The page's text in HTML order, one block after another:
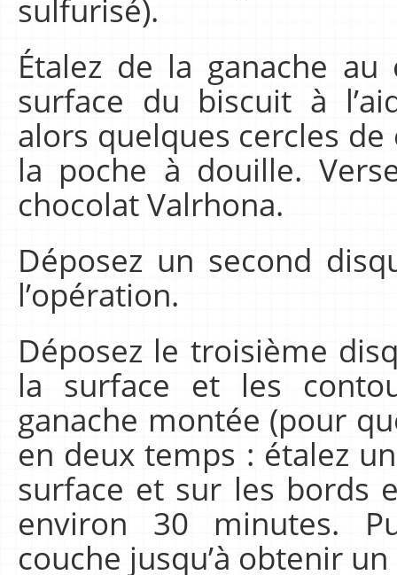
sulfurisé).
Étalez de la ganache
surface du biscuit à
alors quelques cercles de
la poche à douille.
chocolat Valrhona.
Déposez un second
l’opération.
Déposez le troisième
la surface et les
ganache montée (pour
en deux temps : étalez
surface et sur les bords
environ 30 minutes.
couche jusqu’à obtenir